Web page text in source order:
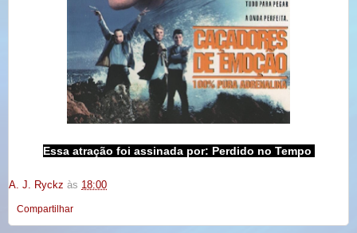
Essa atração foi assinada por: Perdido no Tempo
A. J. Ryckz às 18:00
Compartilhar